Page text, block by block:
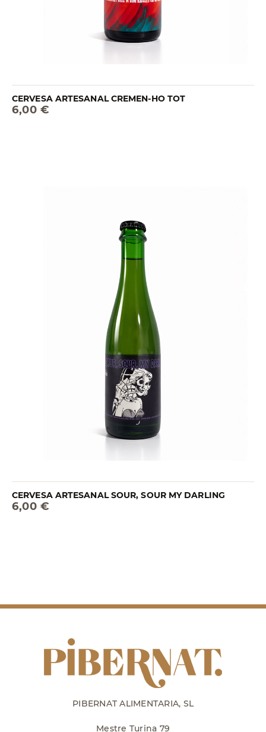
CERVESA ARTESANAL CREMEN-HO TOT
6,00 €
CERVESA ARTESANAL SOUR, SOUR MY DARLING
6,00 €
PIBERNAT ALIMENTARIA, SL
Mestre Turina 79